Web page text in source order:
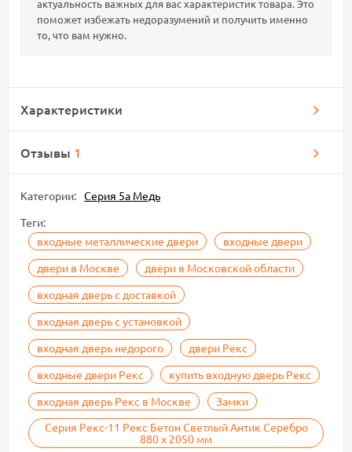
актуальность важных для вас характеристик товара. Это
поможет избежать недоразумений и получить именно
то, что вам нужно.
Характеристики
Отзывы 1
Категории: Серия 5а Медь
Теги:
входные металлические двери
входные двери
двери в Москве
двери в Московской области
входная дверь с доставкой
входная дверь с установкой
входная дверь недорого
двери Рекс
входные двери Рекс
купить входную дверь Рекс
входная дверь Рекс в Москве
Замки
Серия Рекс-11 Рекс Бетон Светлый Антик Серебро
880 х 2050 мм